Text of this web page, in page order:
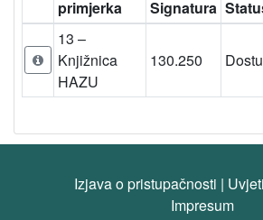
primjerka
Signatura
13 –
Knjižnica
HAZU
130.250
Izjava o pristupačnosti |
Impresum